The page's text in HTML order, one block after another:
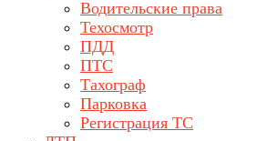
Водительские права
Техосмотр
ПДД
ПТС
Тахограф
Парковка
Регистрация ТС